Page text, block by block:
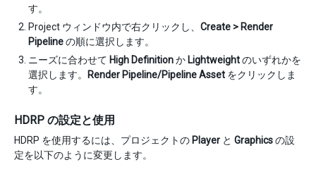
す。
Project ウィンドウ内で右クリックし、 Create > Render
Pipelineの順に選択します。
ニーズに合わせて High Definitionか Lightweightのいずれかを
選択します。
Render Pipeline/Pipeline Asset をクリックしま
す。
HDRP の設定と使用
HDRP を使用するには、プロジェクトの Player と Graphicsの設
定を以下のように変更します。